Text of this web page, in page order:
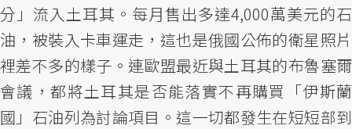
分」流入土耳其。每月售出多達4,000萬美元的石
油，被裝入卡車運走，這也是俄國公佈的衛星照片
裡差不多的樣子。連歐盟最近與土耳其的布魯塞爾
會議，都將土耳其是否能落實不再購買「伊斯蘭
國」石油列為討論項目。這一切都發生在短短部到